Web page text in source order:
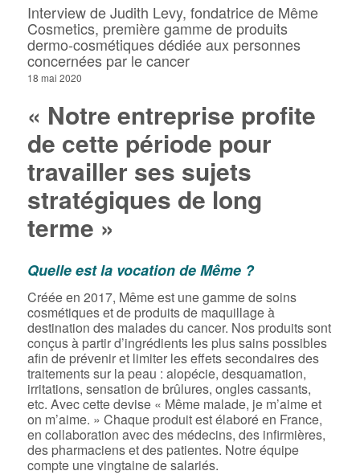
Interview de Judith Levy, fondatrice de Même
Cosmetics, première gamme de produits
dermo-cosmétiques dédiée aux personnes
concernées par le cancer
18 mai 2020
« Notre entreprise profite
de cette période pour
travailler ses sujets
stratégiques de long
terme »
Quelle est la vocation de Même ?
Créée en 2017, Même est une gamme de soins
cosmétiques et de produits de maquillage à
destination des malades du cancer. Nos produits sont
conçus à partir d’ingrédients les plus sains possibles
afin de prévenir et limiter les effets secondaires des
traitements sur la peau : alopécie, desquamation,
irritations, sensation de brûlures, ongles cassants,
etc. Avec cette devise « Même malade, je m’aime et
on m’aime. » Chaque produit est élaboré en France,
en collaboration avec des médecins, des infirmières,
des pharmaciens et des patientes. Notre équipe
compte une vingtaine de salariés.